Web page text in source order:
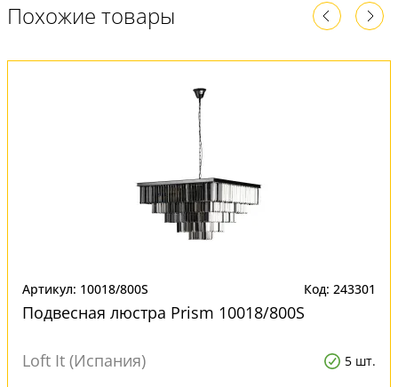
Похожие товары
Артикул: 10018/800S Код: 243301
Подвесная люстра Prism 10018/800S
Loft It (Испания) 5 шт.